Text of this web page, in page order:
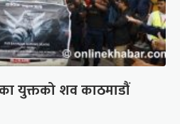
युक्तको शव काठमाडौं